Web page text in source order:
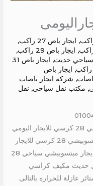
, ايجار باص 27 راكب
,
, ايجار باص 29 راكب
,
,
ايجار باص 31
, ايجار باص
, شركة ايجار باصات
, مكتب نقل سياحي, نقل
ميني باص سياحي للايجاراليومى باص سياحي 28 كرسي للايجار اليومي
ا يجار ميني باص 28 كرسي الي الفيوم ميتسوبيشي 28 كرسي للايجار
ايجار ميتسوبيشي 28 كرسي الي مطروح ايجار ميتسوبيشي سياحي 28
حديث مكيف كراسي
عازلة للحراره بالتالى